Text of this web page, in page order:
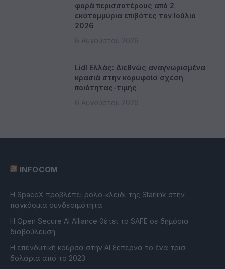
φορά περισσοτέρους από 2
εκατομμύρια επιβάτες τον Ιούλιο
2026
6 Αυγούστου 2026
Lidl Ελλάς: Διεθνώς αναγνωρισμένα
κρασιά στην κορυφαία σχέση
ποιότητας-τιμής
6 Αυγούστου 2026
INFOCOM
Η SpaceX προβλέπει ρόλο-κλειδί της Starlink στην
παγκόσμια συνδεσιμότητα
Η Open Secure AI Alliance θέτει το SAFE σε δημόσια
διαβούλευση
Η επενδυτική κούρσα στην AI ξεπερνά το ένα τρισ.
δολάρια από το 2023